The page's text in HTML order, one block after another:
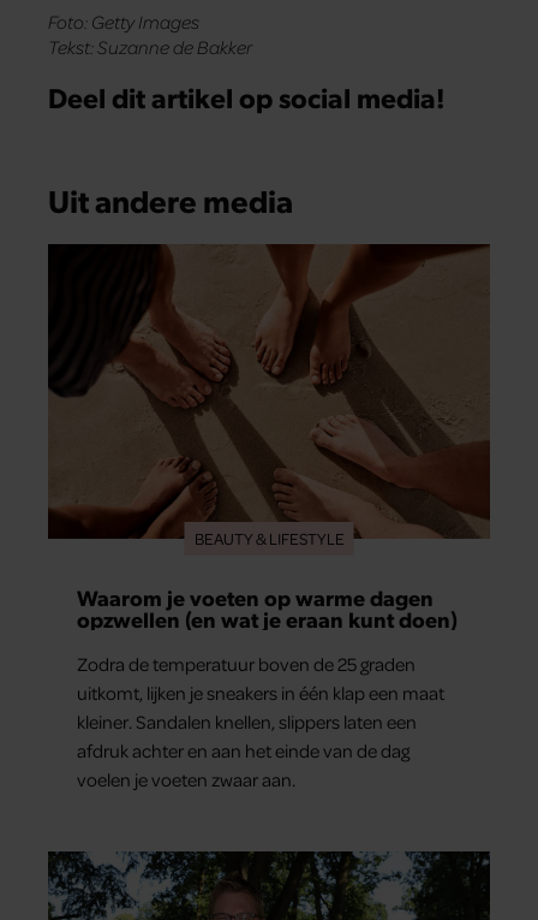
Foto: Getty Images
Tekst: Suzanne de Bakker
Deel dit artikel op social media!
Uit andere media
BEAUTY & LIFESTYLE
Waarom je voeten op warme dagen
opzwellen (en wat je eraan kunt doen)
Zodra de temperatuur boven de 25 graden
uitkomt, lijken je sneakers in één klap een maat
kleiner. Sandalen knellen, slippers laten een
afdruk achter en aan het einde van de dag
voelen je voeten zwaar aan.